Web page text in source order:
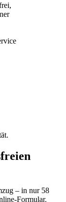
– in nur 58
Formular.